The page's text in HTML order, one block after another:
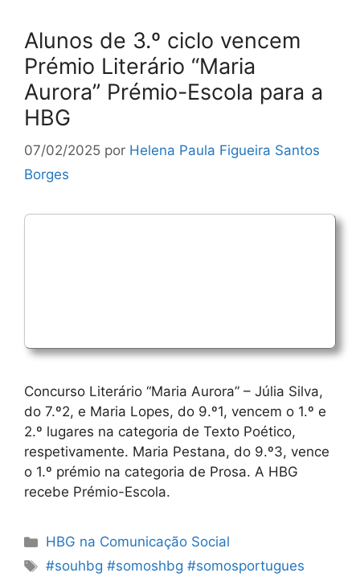
Alunos de 3.º ciclo vencem
Prémio Literário “Maria
Aurora” Prémio-Escola para a
HBG
07/02/2025 por Helena Paula Figueira Santos
Borges
Concurso Literário “Maria Aurora” – Júlia Silva,
do 7.º2, e Maria Lopes, do 9.º1, vencem o 1.º e
2.º lugares na categoria de Texto Poético,
respetivamente. Maria Pestana, do 9.º3, vence
o 1.º prémio na categoria de Prosa. A HBG
recebe Prémio-Escola.
Categorias
HBG na Comunicação Social
Etiquetas
#souhbg #somoshbg #somosportugues